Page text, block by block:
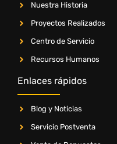
Nuestra Historia
Proyectos Realizados
Centro de Servicio
Recursos Humanos
Enlaces rápidos
Blog y Noticias
Servicio Postventa